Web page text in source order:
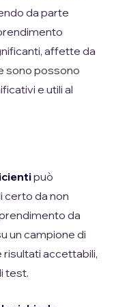
da parte
affette da
sono possono
e utili al
può
certo da non
da
un campione di
accettabili,
test.